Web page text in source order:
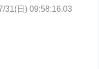
31(日) 09:58:16.03